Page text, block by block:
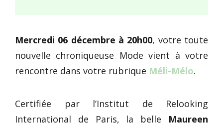
Mercredi 06 décembre à 20h00, votre toute
nouvelle chroniqueuse Mode vient à votre
rencontre dans votre rubrique Méli-Mélo.
Certifiée par l’Institut de Relooking
International de Paris, la belle Maureen